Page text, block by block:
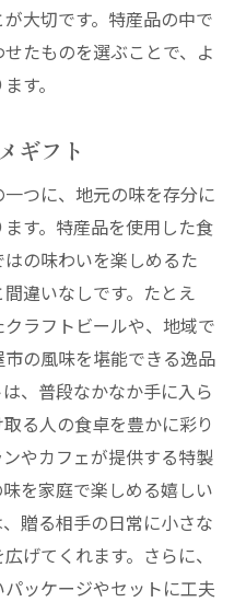
大切です。特産品の中で
たものを選ぶことで、よ
す。
ギフト
つに、地元の味を存分に
す。特産品を使用した食
の味わいを楽しめるた
違いなしです。たとえ
ラフトビールや、地域で
の風味を堪能できる逸品
、普段なかなか手に入ら
る人の食卓を豊かに彩り
やカフェが提供する特製
を家庭で楽しめる嬉しい
贈る相手の日常に小さな
げてくれます。さらに、
ッケージやセットに工夫